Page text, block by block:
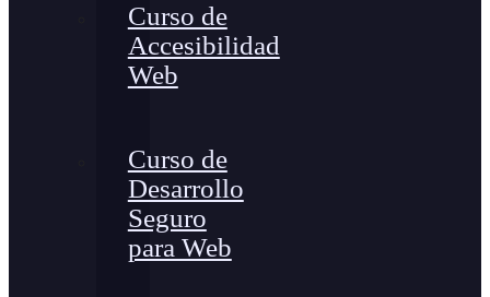
Curso de
Accesibilidad
Web
Curso de
Desarrollo
Seguro
para Web